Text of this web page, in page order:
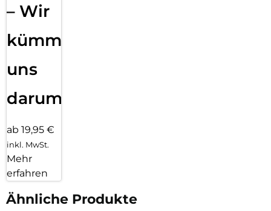
– Wir
kümmern
uns
darum!
ab 19,95 €
inkl. MwSt.
Mehr
erfahren
Ähnliche Produkte